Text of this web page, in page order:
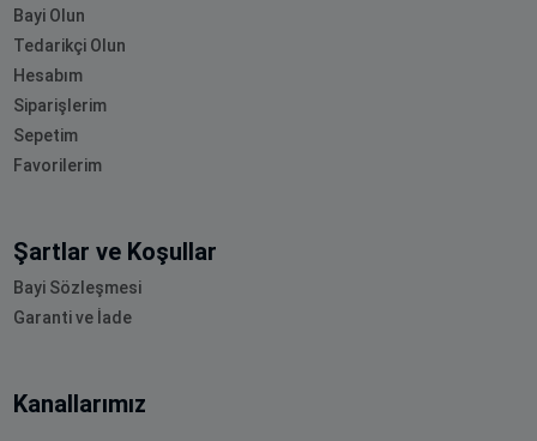
Bayi Olun
Tedarikçi Olun
Hesabım
Siparişlerim
Sepetim
Favorilerim
Şartlar ve Koşullar
Bayi Sözleşmesi
Garanti ve İade
Kanallarımız